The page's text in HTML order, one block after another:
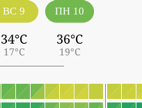
ВС 9
34°C
17°C
ПН 10
36°C
19°C